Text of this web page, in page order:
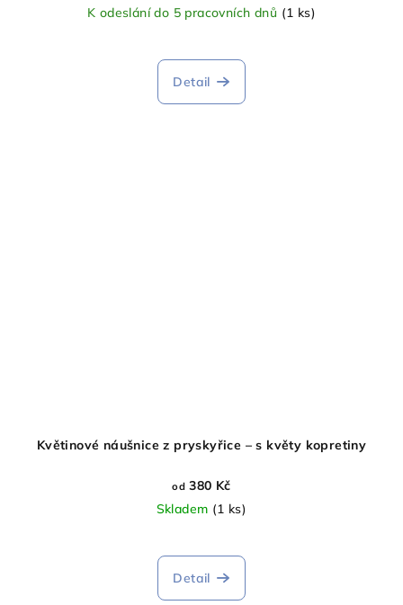
K odeslání do 5 pracovních dnů (1 ks)
Detail
Květinové náušnice z pryskyřice – s květy kopretiny
od 380 Kč
Skladem (1 ks)
hodnocení
produktu
Detail